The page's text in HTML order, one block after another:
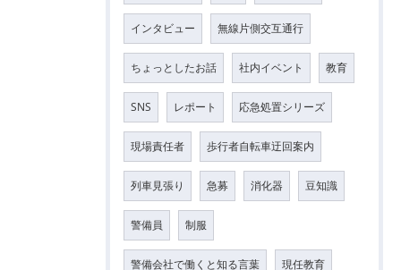
インタビュー 無線片側交互通行
ちょっとしたお話 社内イベント 教育
SNS レポート 応急処置シリーズ
現場責任者 歩行者自転車迂回案内
列車見張り 急募 消化器 豆知識
警備員 制服
警備会社で働くと知る言葉 現任教育